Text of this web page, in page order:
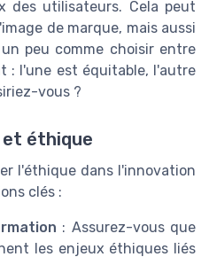
des utilisateurs. Cela peut
de marque, mais aussi
peu comme choisir entre
: l'une est équitable, l'autre
vous ?
éthique
l'éthique dans l'innovation
clés :
: Assurez-vous que
les enjeux éthiques liés